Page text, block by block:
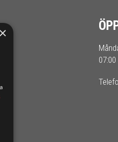
07:00
×